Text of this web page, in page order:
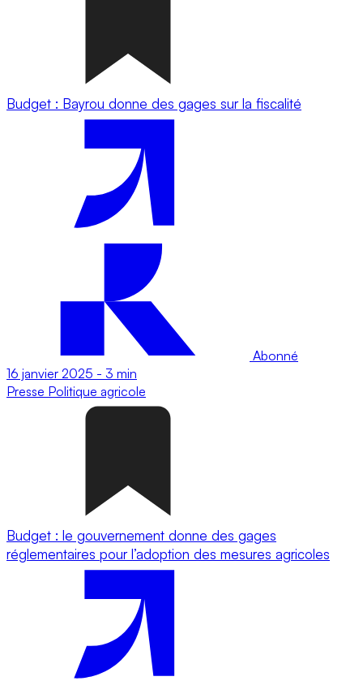
Budget : Bayrou donne des gages sur la fiscalité
Abonné
16 janvier 2025 - 3 min
Presse Politique agricole
Budget : le gouvernement donne des gages
réglementaires pour l’adoption des mesures agricoles